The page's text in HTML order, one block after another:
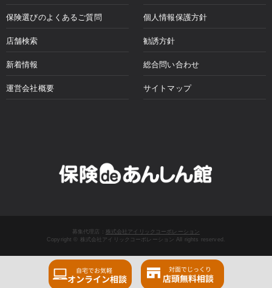
保険選びのよくあるご質問
店舗検索
新着情報
運営会社概要
個人情報保護方針
勧誘方針
総合問い合わせ
サイトマップ
募集代理店： 株式会社アイリックコーポレーション
Copyright © 株式会社アイリックコーポレーション All rights reserved.